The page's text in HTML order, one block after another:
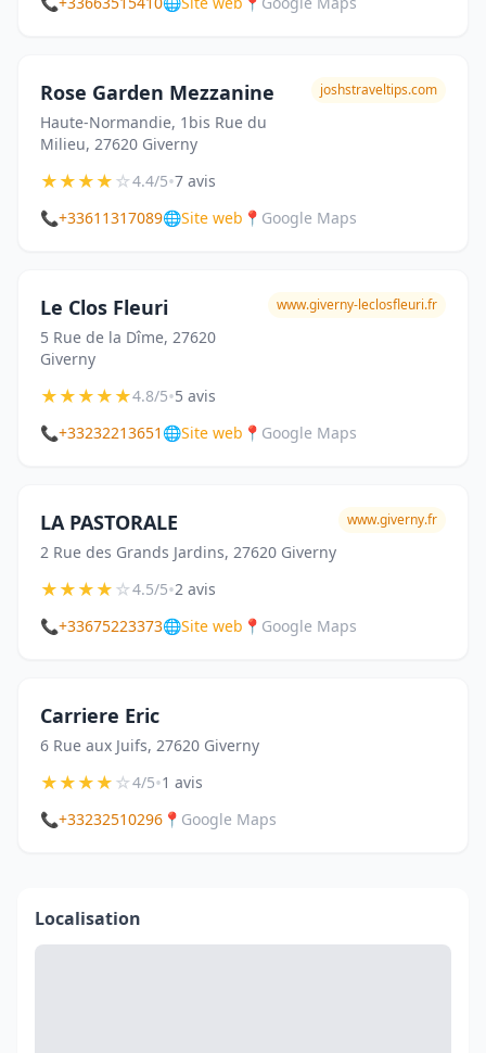
Rose Garden Mezzanine
Haute-Normandie, 1bis Rue du
Milieu, 27620 Giverny
joshstraveltips.com
★★★★☆4.4/5•7 avis
📞+33611317089🌐Site web 📍 Google Maps
Le Clos Fleuri
5 Rue de la Dîme, 27620
Giverny
www.giverny-leclosfleuri.fr
★★★★★4.8/5•5 avis
📞+33232213651 🌐Site web 📍 Google Maps
LA PASTORALE
2 Rue des Grands Jardins, 27620 Giverny
www.giverny.fr
★★★★☆4.5/5•2 avis
📞+33675223373🌐Site web 📍 Google Maps
Carriere Eric
6 Rue aux Juifs, 27620 Giverny
★★★★☆4/5•1 avis
📞+33232510296 📍 Google Maps
Localisation